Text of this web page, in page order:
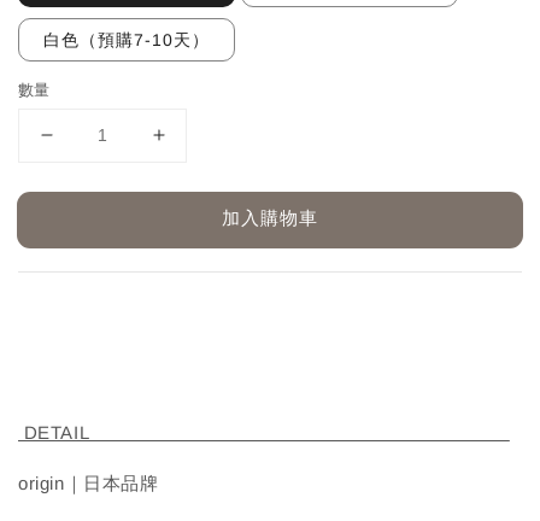
白色（預購7-10天）
數量
加入購物車
DETAIL
origin｜日本品牌